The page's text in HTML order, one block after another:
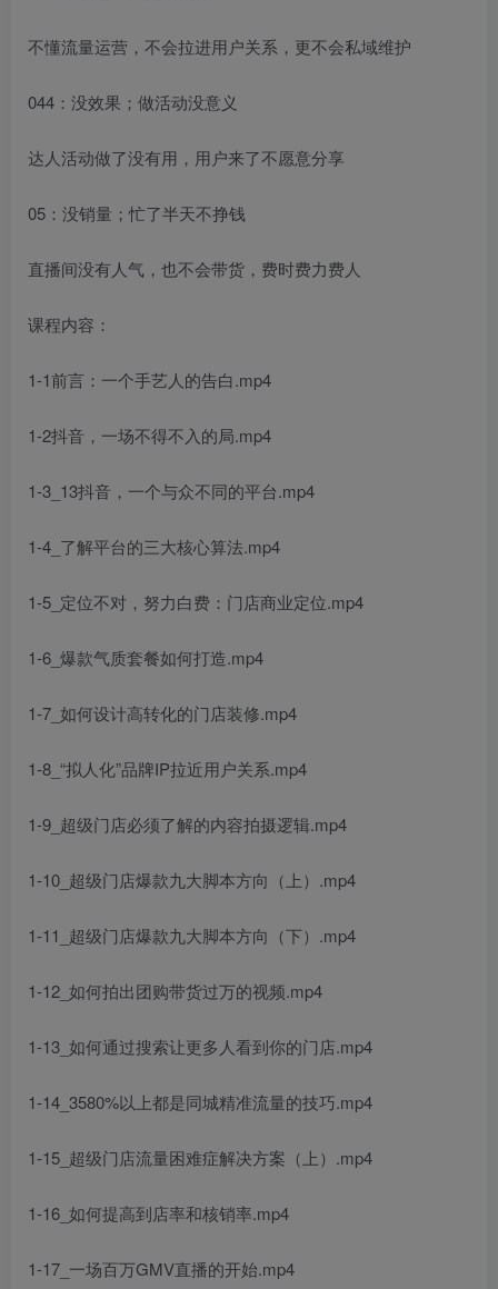
不懂流量运营，不会拉进用户关系，更不会私域维护
044：没效果；做活动没意义
达人活动做了没有用，用户来了不愿意分享
05：没销量；忙了半天不挣钱
直播间没有人气，也不会带货，费时费力费人
课程内容：
1-1前言：一个手艺人的告白.mp4
1-2抖音，一场不得不入的局.mp4
1-3_13抖音，一个与众不同的平台.mp4
1-4_了解平台的三大核心算法.mp4
1-5_定位不对，努力白费：门店商业定位.mp4
1-6_爆款气质套餐如何打造.mp4
1-7_如何设计高转化的门店装修.mp4
1-8_“拟人化”品牌IP拉近用户关系.mp4
1-9_超级门店必须了解的内容拍摄逻辑.mp4
1-10_超级门店爆款九大脚本方向（上）.mp4
1-11_超级门店爆款九大脚本方向（下）.mp4
1-12_如何拍出团购带货过万的视频.mp4
1-13_如何通过搜索让更多人看到你的门店.mp4
1-14_3580%以上都是同城精准流量的技巧.mp4
1-15_超级门店流量困难症解决方案（上）.mp4
1-16_如何提高到店率和核销率.mp4
1-17_一场百万GMV直播的开始.mp4